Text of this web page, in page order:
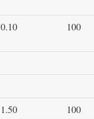
0.10 100
1.50 100